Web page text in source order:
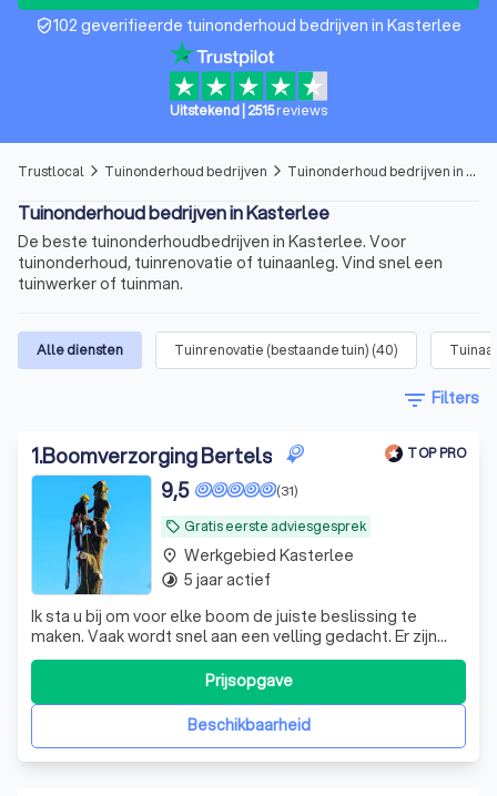
verified_user102 geverifieerde tuinonderhoud bedrijven in Kasterlee
Uitstekend 2515reviews
Trustlocal arrow_forward_ios Tuinonderhoud bedrijven arrow_forward_ios Tuinonderhoud bedrijven in Kasterlee
Tuinonderhoud bedrijven in Kasterlee
De beste tuinonderhoudbedrijven in Kasterlee. Voor
tuinonderhoud, tuinrenovatie of tuinaanleg. Vind snel een
tuinwerker of tuinman.
Alle diensten Tuinrenovatie (bestaande tuin) (40)
filter_list Filters
1.Boomverzorging Bertels TOP PRO
local_offer Gratis eerste adviesgesprek
(31)
9,5
Ik sta u bij om voor elke boom de juiste beslissing te
maken. Vaak wordt snel aan een velling gedacht. Er zijn
echter veel alternatieven om uw boom te sparen, zodat u
er langer van kan genieten.
Beschikbaarheid
Prijsopgave
place Werkgebied Kasterlee
timelapse 5 jaar actief